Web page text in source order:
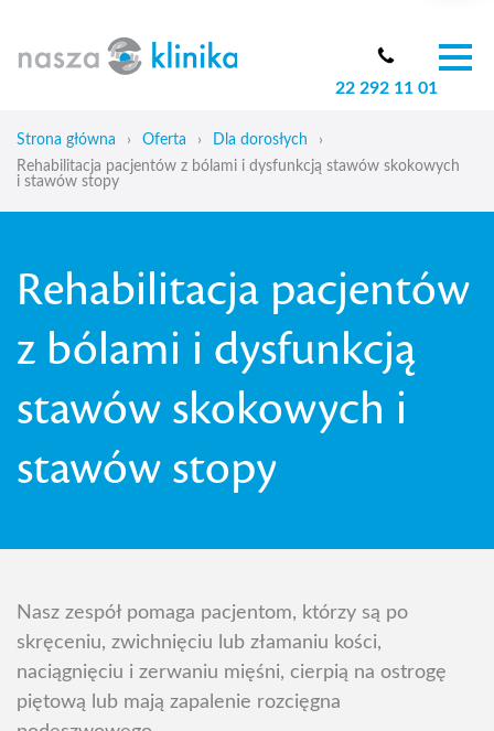
Zespół
Oferta
Skoliozy u dzieci
Blog
Kontakt
22 292 11 01
Strona główna › Oferta › Dla dorosłych
›
Rehabilitacja pacjentów z bólami i dysfunkcją stawów skokowych
i stawów stopy
Rehabilitacja pacjentów
z bólami i dysfunkcją
stawów skokowych i
stawów stopy
Nasz zespół pomaga pacjentom, którzy są po
skręceniu, zwichnięciu lub złamaniu kości,
naciągnięciu i zerwaniu mięśni, cierpią na ostrogę
piętową lub mają zapalenie rozcięgna